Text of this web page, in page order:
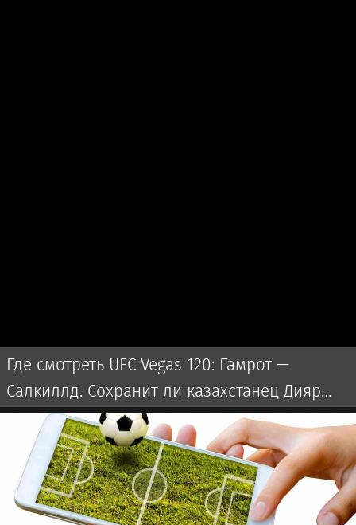
Где смотреть UFC Vegas 120: Гамрот —
Салкиллд. Сохранит ли казахстанец Дияр
Нургожай место в UFC?